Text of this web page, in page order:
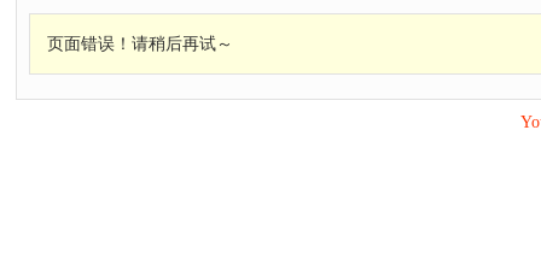
页面错误！请稍后再试～